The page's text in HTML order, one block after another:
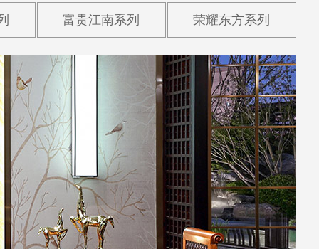
富贵江南系列 荣耀东方系列